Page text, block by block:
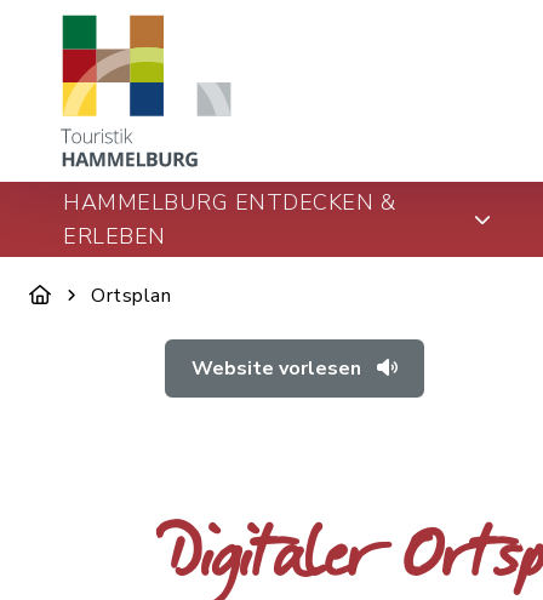
HAMMELBURG ENTDECKEN &
ERLEBEN
Ortsplan
Website vorlesen
Digitaler